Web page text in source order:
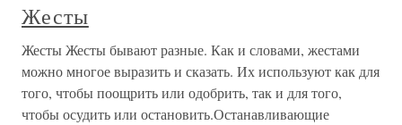
Жесты
Жесты Жесты бывают разные. Как и словами, жестами
можно многое выразить и сказать. Их используют как для
того, чтобы поощрить или одобрить, так и для того,
чтобы осудить или остановить.Останавливающие